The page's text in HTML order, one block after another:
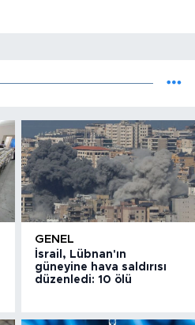
GENEL
İsrail, Lübnan'ın
güneyine hava saldırısı
düzenledi: 10 ölü